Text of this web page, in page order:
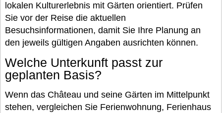
lokalen Kulturerlebnis mit Gärten orientiert. Prüfen
Sie vor der Reise die aktuellen
Besuchsinformationen, damit Sie Ihre Planung an
den jeweils gültigen Angaben ausrichten können.
Welche Unterkunft passt zur
geplanten Basis?
Wenn das Château und seine Gärten im Mittelpunkt
stehen, vergleichen Sie Ferienwohnung, Ferienhaus